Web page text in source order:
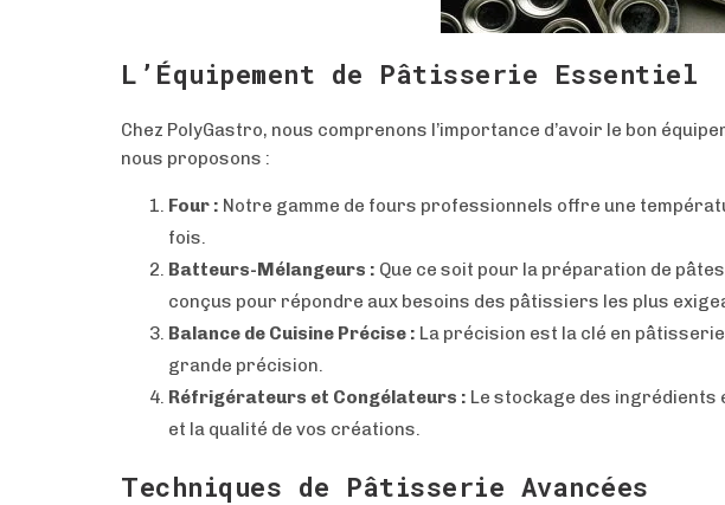
L’Équipement de Pâtisserie Essentiel
Chez PolyGastro, nous comprenons l’importance d’avoir le bon
nous proposons :
Four : Notre gamme de fours professionnels offre une
fois.
Batteurs-Mélangeurs : Que ce soit pour la préparation de
conçus pour répondre aux besoins des pâtissiers les plus
Balance de Cuisine Précise : La précision est la clé en
grande précision.
Réfrigérateurs et Congélateurs : Le stockage des
et la qualité de vos créations.
Techniques de Pâtisserie Avancées